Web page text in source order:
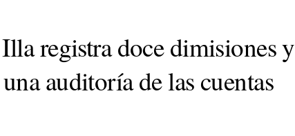
registra doce dimisiones y
auditoría de las cuentas